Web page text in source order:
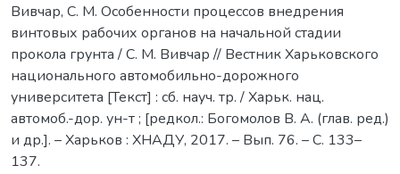
Вивчар, С. М. Особенности процессов внедрения
винтовых рабочих органов на начальной стадии
прокола грунта / С. М. Вивчар // Вестник Харьковского
национального автомобильно-дорожного
университета [Текст] : сб. науч. тр. / Харьк. нац.
автомоб.-дор. ун-т ; [редкол.: Богомолов В. А. (глав. ред.)
и др.]. – Харьков : ХНАДУ, 2017. – Вып. 76. – C. 133–
137.